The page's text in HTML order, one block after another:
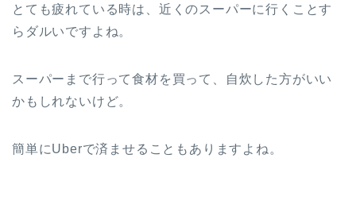
とても疲れている時は、近くのスーパーに行くことす
らダルいですよね。
スーパーまで行って食材を買って、自炊した方がいい
かもしれないけど。
簡単にUberで済ませることもありますよね。